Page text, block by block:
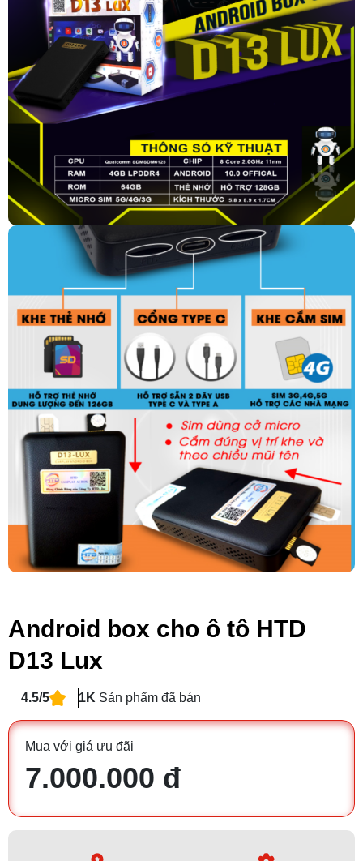
Android box cho ô tô HTD
D13 Lux
4.5/5 1K Sản phẩm đã bán
Mua với giá ưu đãi
7.000.000 đ